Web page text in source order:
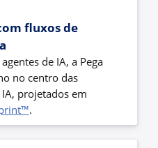
fluxos de
de IA, a Pega
no centro das
projetados em
.